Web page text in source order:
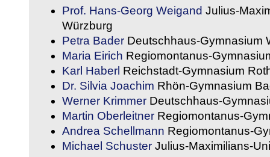
Prof. Hans-Georg Weigand Julius-
Würzburg
Petra Bader Deutschhaus-Gymnasium
Maria Eirich Regiomontanus-
Karl Haberl Reichstadt-Gymnasium
Dr. Silvia Joachim Rhön-Gymnasium
Werner Krimmer Deutschhaus-
Martin Oberleitner Regiomontanus-
Andrea Schellmann Regiomontanus-
Michael Schuster Julius-Maximilians-